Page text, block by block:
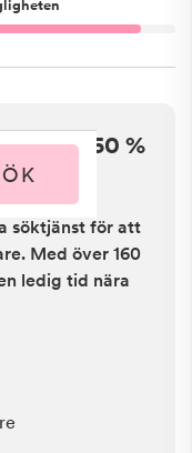
upp till 50 %
söktjänst för att
Med över 160
ledig tid nära